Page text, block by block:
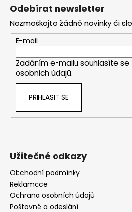
Odebírat newsletter
Nezmeškejte žádné novinky či
E-mail
Zadáním e-mailu souhlasíte se
osobních údajů.
PŘIHLÁSIT SE
Užitečné odkazy
Obchodní podmínky
Reklamace
Ochrana osobních údajů
Poštovné a odeslání